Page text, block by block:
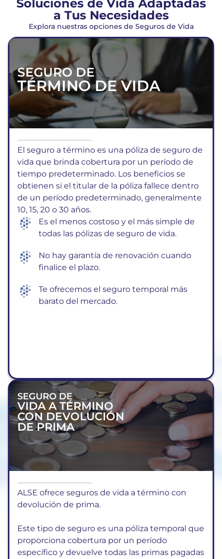
Soluciones de Vida Adaptadas
a Tus Necesidades
Explora nuestras opciones de Seguros de Vida
SEGURO DE
TÉRMINO DE VIDA
El seguro a término es una póliza de seguro de
vida que brinda cobertura por un período de
tiempo predeterminado. Los beneficios se
obtienen si el titular de la póliza fallece dentro
de un período predeterminado, generalmente
10, 15, 20 o 30 años.
Es el menos costoso y el más simple de
todas las pólizas de seguro de vida.
No hay garantía de renovación cuando
finalice el plazo.
Te ofrecemos el seguro temporal más
barato del mercado.
SEGURO DE
VIDA A TÉRMINO
CON DEVOLUCIÓN
DE PRIMA
ALSE ofrece seguros de vida a término con
devolución de prima.
Este tipo de seguro es una póliza temporal que
proporciona cobertura por un período
específico y devuelve todas las primas pagadas